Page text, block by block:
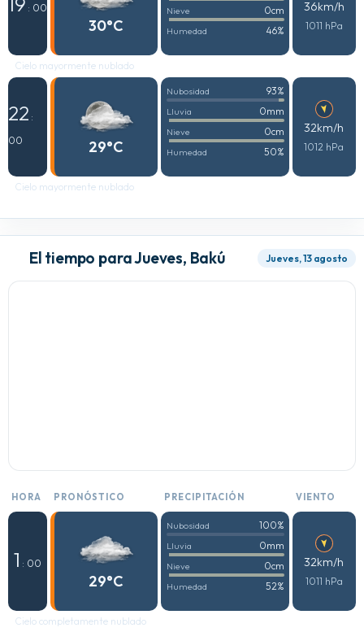
: 00
30°C
Nieve 0cm
Humedad 46%
36km/h
1011 hPa
Cielo mayormente nublado
22 :
00
29°C
Nubosidad 93%
Lluvia 0mm
Nieve 0cm
Humedad 50%
32km/h
1012 hPa
Cielo mayormente nublado
El tiempo para Jueves, Bakú Jueves, 13 agosto
HORA PRONÓSTICO PRECIPITACIÓN VIENTO
1 : 00
29°C
Nubosidad 100%
Lluvia 0mm
Nieve 0cm
Humedad 52%
32km/h
1011 hPa
Cielo completamente nublado